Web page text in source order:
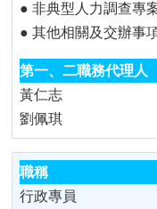
● 非典型人力調查專
● 其他相關及交辦事
黃仁志
劉佩琪
行政專員